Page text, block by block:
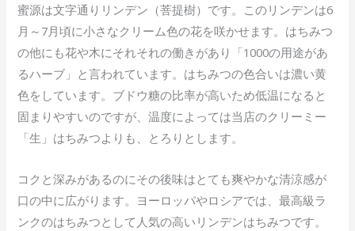
蜜源は文字通りリンデン（菩提樹）です。このリンデンは6
月～7月頃に小さなクリーム色の花を咲かせます。はちみつ
の他にも花や木にそれそれの働きがあり「1000の用途があ
るハーブ」と言われています。はちみつの色合いは濃い黄
色をしています。ブドウ糖の比率が高いため低温になると
固まりやすいのですが、温度によっては当店のクリーミー
「生」はちみつよりも、とろりとします。
コクと深みがあるのにその後味はとても爽やかな清涼感が
口の中に広がります。ヨーロッパやロシアでは、最高級ラ
ンクのはちみつとして人気の高いリンデンはちみつです。